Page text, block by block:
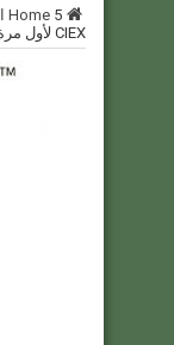
Home 5
CIEX لأول مرة